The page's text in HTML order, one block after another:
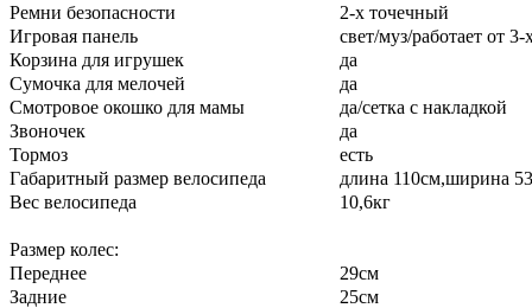
Ремни безопасности
2-х точечный
Игровая панель
свет/муз/работает от
Корзина для игрушек
да
Сумочка для мелочей
да
Смотровое окошко для мамы
да/сетка с накладкой
Звоночек
да
Тормоз
есть
Габаритный размер велосипеда
длина 110см,ширина
Вес велосипеда
10,6кг
Размер колес:
Переднее
29см
Задние
25см